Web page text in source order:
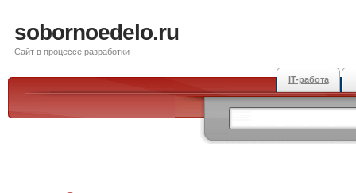
sobornoedelo.ru
Сайт в процессе разработки
IT-работа